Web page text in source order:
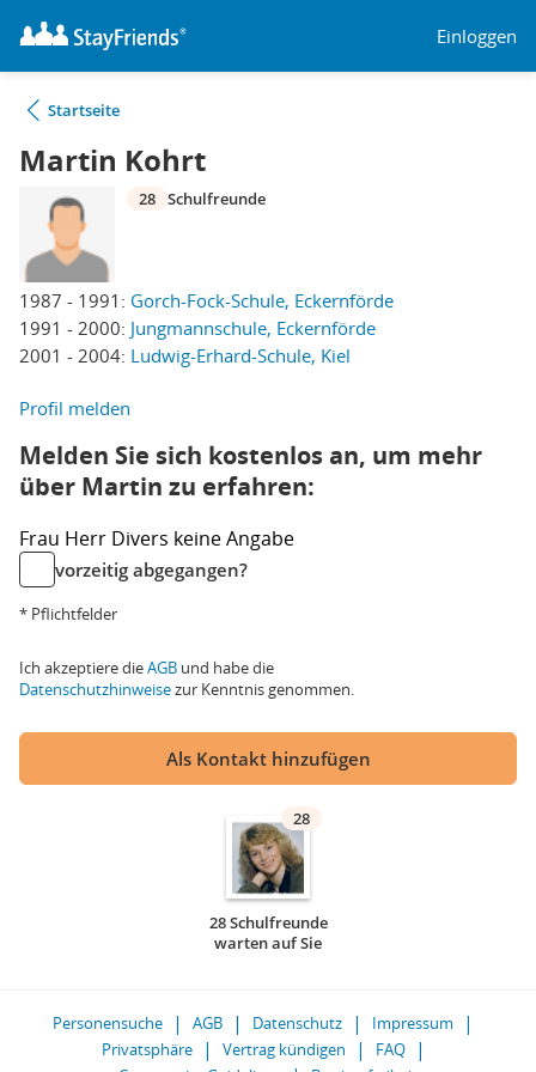
Einloggen
Startseite
Martin Kohrt
1987 - 1991: Gorch-Fock-Schule, Eckernförde
1991 - 2000: Jungmannschule, Eckernförde
2001 - 2004: Ludwig-Erhard-Schule, Kiel
28 Schulfreunde
Profil melden
Melden Sie sich kostenlos an, um mehr
über Martin zu erfahren:
Frau Herr Divers keine Angabe
vorzeitig abgegangen?
* Pflichtfelder
Ich akzeptiere dieAGB und habe die
Datenschutzhinweisezur Kenntnis genommen.
Als Kontakt hinzufügen
28
28 Schulfreunde
warten auf Sie
Personensuche AGB Datenschutz
Impressum
Privatsphäre
Vertrag kündigen
FAQ